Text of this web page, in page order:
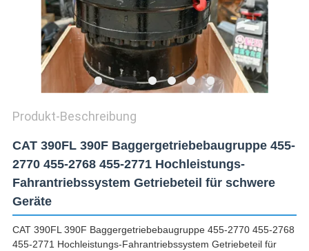
Produkt-Beschreibung
CAT 390FL 390F Baggergetriebebaugruppe 455-
2770 455-2768 455-2771 Hochleistungs-
Fahrantriebssystem Getriebeteil für schwere
Geräte
CAT 390FL 390F Baggergetriebebaugruppe 455-2770 455-2768
455-2771 Hochleistungs-Fahrantriebssystem Getriebeteil für